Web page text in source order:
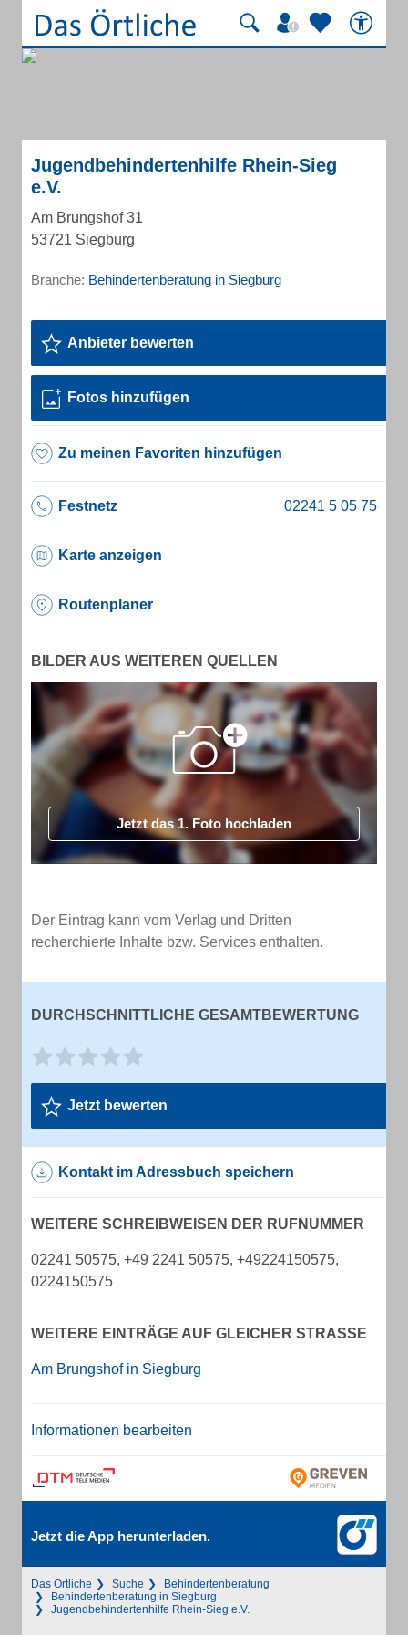
Jugendbehindertenhilfe Rhein-Sieg
e.V.
Am Brungshof 31
53721 Siegburg
Branche: Behindertenberatung in Siegburg
Anbieter bewerten
Fotos hinzufügen
Zu meinen Favoriten hinzufügen
Festnetz
Karte anzeigen
Routenplaner
BILDER AUS WEITEREN QUELLEN
Jetzt das 1. Foto hochladen
Der Eintrag kann vom Verlag und Dritten
recherchierte Inhalte bzw. Services enthalten.
DURCHSCHNITTLICHE GESAMTBEWERTUNG
Jetzt bewerten
Kontakt im Adressbuch speichern
WEITERE SCHREIBWEISEN DER RUFNUMMER
02241 50575, +49 2241 50575, +49224150575,
0224150575
WEITERE EINTRÄGE AUF GLEICHER STRASSE
Am Brungshof in Siegburg
Informationen bearbeiten
Jetzt die App herunterladen.
Das Örtliche Suche
Behindertenberatung
Behindertenberatung in Siegburg
Jugendbehindertenhilfe Rhein-Sieg e.V.